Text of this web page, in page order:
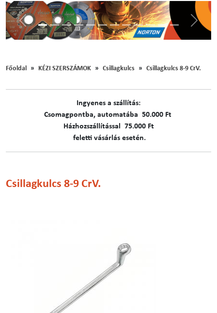
Előző
Főoldal KÉZI SZERSZÁMOK Csillagkulcs Csillagkulcs 8-9 CrV.
Ingyenes a szállítás:
C​​​somagpontba, automatába 50.000 Ft
Házhozszállítással 75.000 Ft
feletti vásárlás esetén.
Csillagkulcs 8-9 CrV.